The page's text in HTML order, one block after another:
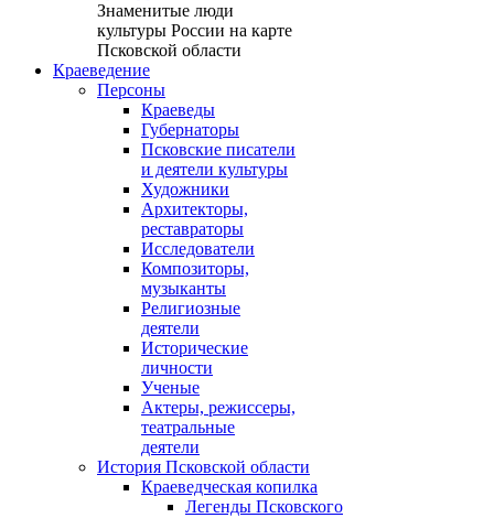
Знаменитые люди
культуры России на карте
Псковской области
Краеведение
Персоны
Краеведы
Губернаторы
Псковские писатели
и деятели культуры
Художники
Архитекторы,
реставраторы
Исследователи
Композиторы,
музыканты
Религиозные
деятели
Исторические
личности
Ученые
Актеры, режиссеры,
театральные
деятели
История Псковской области
Краеведческая копилка
Легенды Псковского